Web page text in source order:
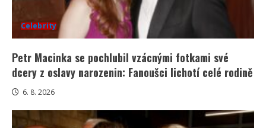
Celebrity
Petr Macinka se pochlubil vzácnými fotkami své
dcery z oslavy narozenin: Fanoušci lichotí celé rodině
6. 8. 2026